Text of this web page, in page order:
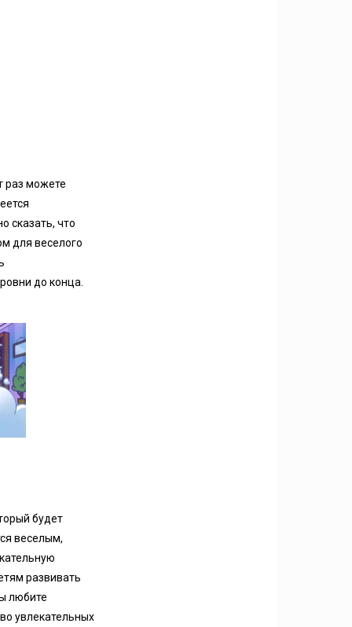
раз можете
сказать, что
для веселого
до конца.
будет
веселым,
развивать
любите
увлекательных